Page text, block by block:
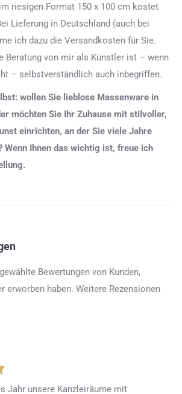
riesigen Format 150 x 100 cm kostet
Lieferung in Deutschland (auch bei
ich dazu die Versandkosten für Sie.
Beratung von mir als Künstler ist – wenn
– selbstverständlich auch inbegriffen.
wollen Sie lieblose Massenware in
möchten Sie Ihr Zuhause mit stilvoller,
einrichten, an der Sie viele Jahre
Wenn Ihnen das wichtig ist, freue ich
Bewertungen von Kunden,
erworben haben. Weitere Rezensionen
Jahr unsere Kanzleiräume mit